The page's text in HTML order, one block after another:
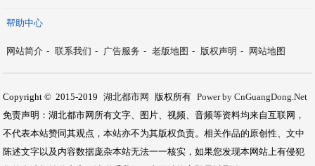
帮助中心
网站简介 - 联系我们 - 广告服务 - 老版地图 - 版权声明 - 网站地图
Copyright © 2015-2019 湖北都市网 版权所有 Power by CnGuangDong.Net
免责声明：湖北都市网所有文字、图片、视频、音频等资料均来自互联网，
不代表本站赞同其观点，本站亦不为其版权负责。相关作品的原创性、文中
陈述文字以及内容数据庞杂本站无法一一核实，如果您发现本网站上有侵犯